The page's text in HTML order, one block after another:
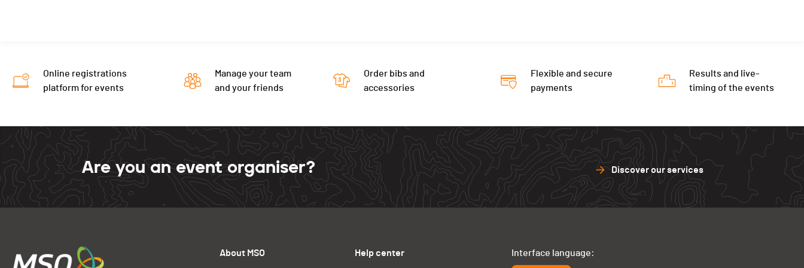
Online registrations
platform for events
Manage your team
and your friends
Order bibs and
accessories
Flexible and secure
payments
Results and live-
timing of the events
Are you an event organiser? Discover our services
About MSO Help center Interface language: